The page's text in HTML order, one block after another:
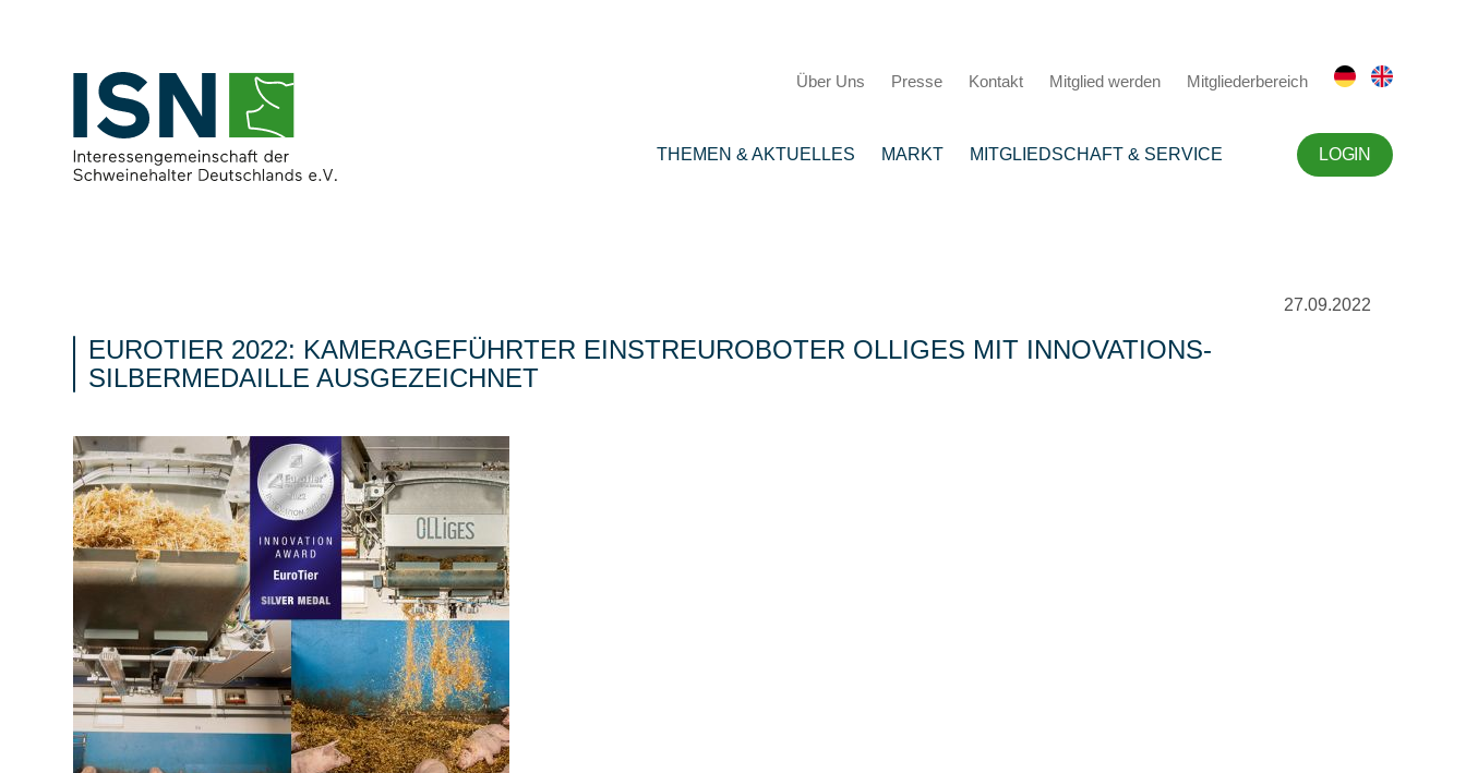
Über Uns Presse Kontakt Mitglied werden Mitgliederbereich
THEMEN & AKTUELLES MARKT MITGLIEDSCHAFT & SERVICE LOGIN
27.09.2022
EUROTIER 2022: KAMERAGEFÜHRTER EINSTREUROBOTER OLLIGES MIT INNOVATIONS-
SILBERMEDAILLE AUSGEZEICHNET